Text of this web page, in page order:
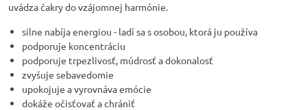
uvádza čakry do vzájomnej harmónie.
silne nabíja energiou - ladí sa s osobou, ktorá ju používa
podporuje koncentráciu
podporuje trpezlivosť, múdrosť a dokonalosť
zvyšuje sebavedomie
upokojuje a vyrovnáva emócie
dokáže očisťovať a chrániť